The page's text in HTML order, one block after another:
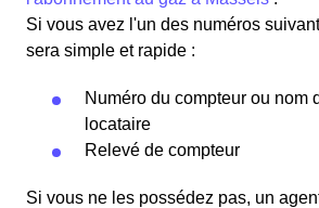
Si vous avez l'un des numéros
sera simple et rapide :
Numéro du compteur ou nom
locataire
Relevé de compteur
Si vous ne les possédez pas, un